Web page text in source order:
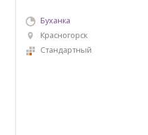
Буханка
Красногорск
Стандартный